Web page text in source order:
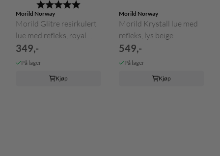
Karakter:
Morild Norway
Morild Glitre resirkulert
lue med refleks, royal ...
349,-
På lager
Kjøp
Morild Norway
Morild Krystall lue med
refleks, lys beige
549,-
På lager
Kjøp